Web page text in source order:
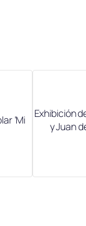
‘Mi
Exhibición
y Juan